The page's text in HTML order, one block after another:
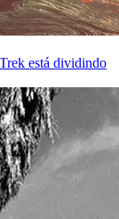
está dividindo